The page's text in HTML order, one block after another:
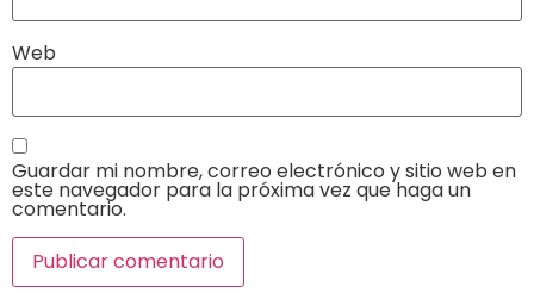
Web
Guardar mi nombre, correo electrónico y sitio web en
este navegador para la próxima vez que haga un
comentario.